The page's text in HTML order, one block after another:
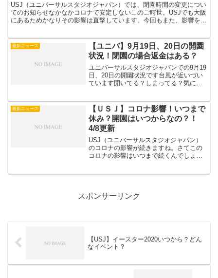
USJ（ユニバーサルスタジオジャパン）では、閉園時間の変更につい
てのお知らせなかなかコロナで安定しないこのご時世。USJでも大阪
にあるためかなりその影響は直撃しています。今回もまた、影響を受
最新ニュース
【ユニバ】9月19日、20日の開園
状況！閉園の場合返金はある？
ユニバーサルスタジオジャパンでの9月19
日、20日の開園状況です台風が近いづい
ています開いてる？しまってる？気にな
閉園が15時までとなっています20日9月
20...
最新ニュース
【ＵＳＪ】コロナ影響！いつまで
休み？開園はいつからなの？！
4/8更新
USJ（ユニバーサルスタジオジャパン）
のコロナの影響が続きますね。さてこの
コロナの影響はいつまで続くんでしょう
スポンサーリンク
【USJ】イースター2020いつから？どん
なイベント？